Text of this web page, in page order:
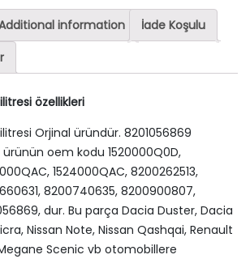
information
İade Koşulu
özellikleri
Orjinal üründür. 8201056869
oem kodu 1520000Q0D,
1524000QAC, 8200262513,
8200740635, 8200900807,
dur. Bu parça Dacia Duster, Dacia
Nissan Note, Nissan Qashqai, Renault
Scenic vb otomobillere